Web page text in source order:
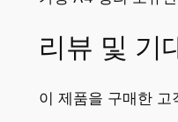
리뷰 및 기
이 제품을 구매한